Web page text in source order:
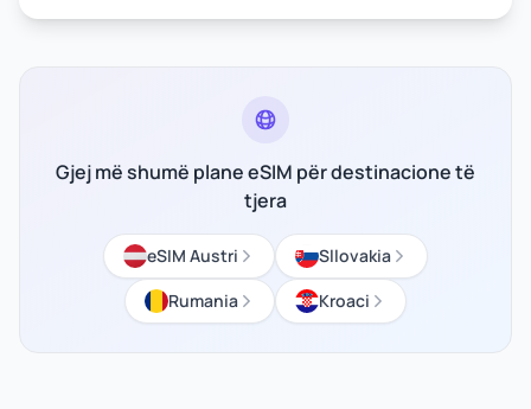
Gjej më shumë plane eSIM për destinacione të
tjera
eSIM Austri
Sllovakia
Rumania
Kroaci